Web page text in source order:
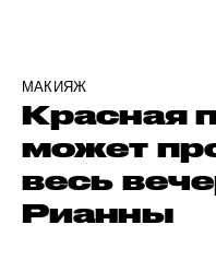
МАКИЯЖ
Красная
может
весь
Рианны